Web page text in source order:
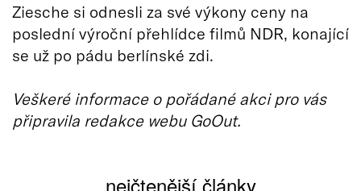
Ziesche si odnesli za své výkony ceny na
poslední výroční přehlídce filmů NDR, konající
se už po pádu berlínské zdi.
Veškeré informace o pořádané akci pro vás
připravila redakce webu GoOut.
nejčtenější články